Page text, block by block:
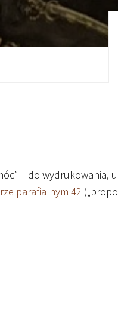
– do wydrukowania,
parafialnym 42